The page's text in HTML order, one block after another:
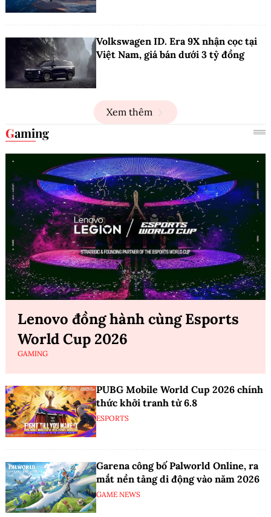
Volkswagen ID. Era 9X nhận cọc tại
Việt Nam, giá bán dưới 3 tỷ đồng
Xem thêm
Gaming
Lenovo đồng hành cùng Esports
World Cup 2026
GAMING
PUBG Mobile World Cup 2026 chính
thức khởi tranh từ 6.8
ESPORTS
Garena công bố Palworld Online, ra
mắt nền tảng di động vào năm 2026
GAME NEWS